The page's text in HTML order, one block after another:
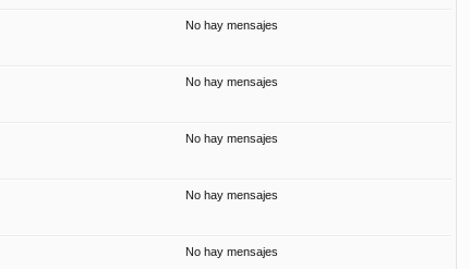
No hay mensajes
No hay mensajes
No hay mensajes
No hay mensajes
No hay mensajes